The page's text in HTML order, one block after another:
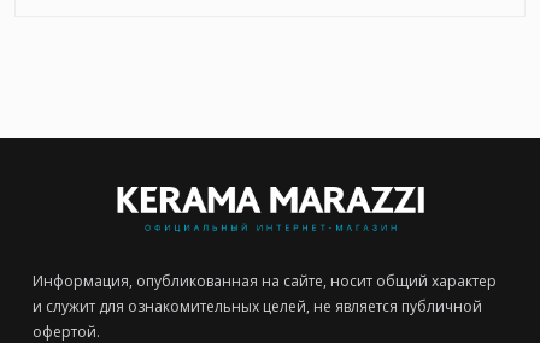
Информация, опубликованная на сайте, носит общий характер
и служит для ознакомительных целей, не является публичной
офертой.